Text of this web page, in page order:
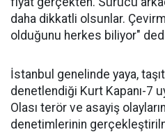
daha dikkatli olsunlar.
olduğunu herkes biliyor"
İstanbul genelinde yaya,
denetlendiği Kurt Kapanı-7
Olası terör ve asayiş
denetimlerinin